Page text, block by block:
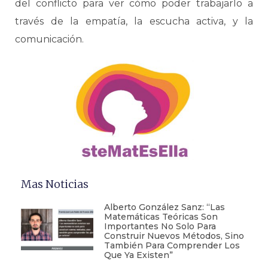
del conflicto para ver cómo poder trabajarlo a
través de la empatía, la escucha activa, y la
comunicación.
Mas Noticias
Alberto González Sanz: “Las
Matemáticas Teóricas Son
Importantes No Solo Para
Construir Nuevos Métodos, Sino
También Para Comprender Los
Que Ya Existen”